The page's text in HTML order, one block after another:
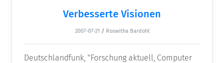
Verbesserte Visionen
2007-07-21 / Roswitha Bardohl
Deutschlandfunk, "Forschung aktuell, Computer